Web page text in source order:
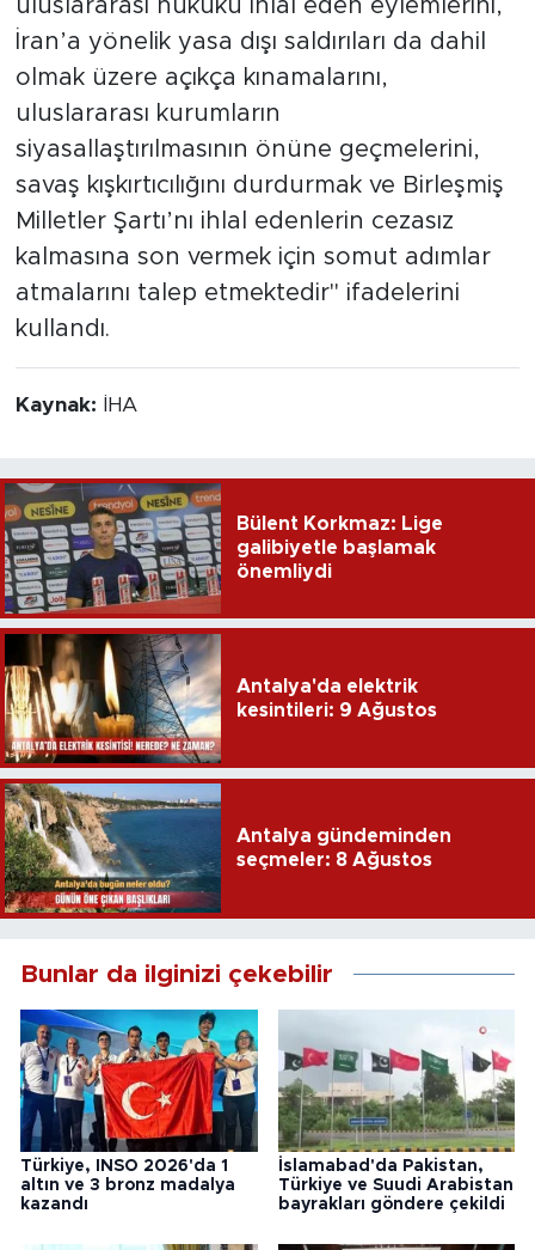
uluslararası hukuku ihlal eden eylemlerini,
İran’a yönelik yasa dışı saldırıları da dahil
olmak üzere açıkça kınamalarını,
uluslararası kurumların
siyasallaştırılmasının önüne geçmelerini,
savaş kışkırtıcılığını durdurmak ve Birleşmiş
Milletler Şartı’nı ihlal edenlerin cezasız
kalmasına son vermek için somut adımlar
atmalarını talep etmektedir" ifadelerini
kullandı.
Kaynak: İHA
Bülent Korkmaz: Lige
galibiyetle başlamak
önemliydi
Antalya'da elektrik
kesintileri: 9 Ağustos
Antalya gündeminden
seçmeler: 8 Ağustos
Bunlar da ilginizi çekebilir
Türkiye, INSO 2026'da 1
altın ve 3 bronz madalya
kazandı
İslamabad'da Pakistan,
Türkiye ve Suudi Arabistan
bayrakları göndere çekildi